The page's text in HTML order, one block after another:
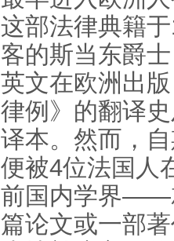
这部法律典籍
客的斯当东爵
英文在欧洲出
律例》的翻译
译本。然而，
便被4位法国人
前国内学界——
篇论文或一部